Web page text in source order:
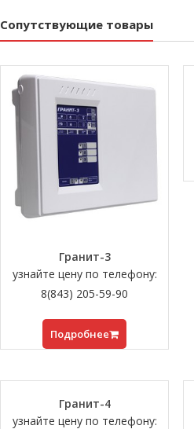
Сопутствующие товары
Гранит-3
узнайте цену по телефону:
8(843) 205-59-90
Подробнее
Гранит-4
узнайте цену по телефону: